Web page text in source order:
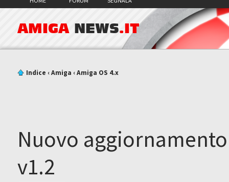
AMIGA NEWS.IT
Indice ‹Amiga ‹Amiga OS 4.x
Nuovo
v1.2